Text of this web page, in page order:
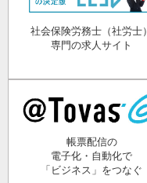
社会保険労務士（社労士）
専門の求人サイト
帳票配信の
電子化・自動化で
「ビジネス」をつなぐ